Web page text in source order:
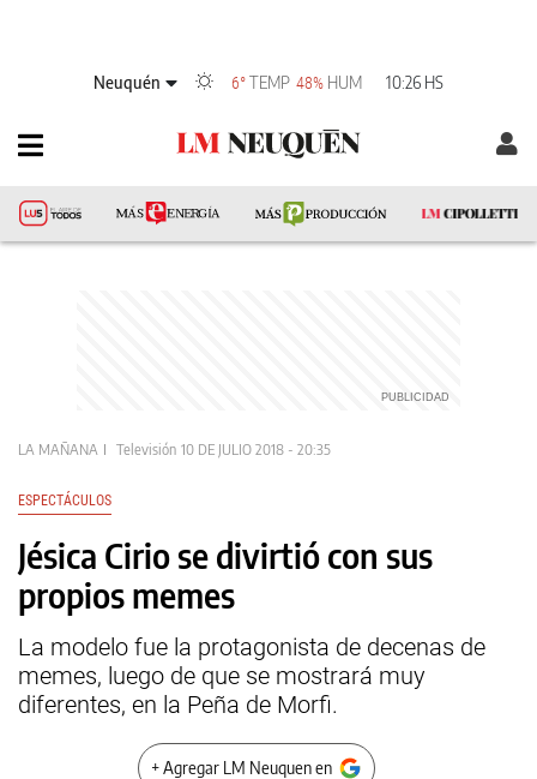
Neuquén 6°TEMP 48% HUM 10:26 HS
LA MAÑANA Televisión 10 DE JULIO 2018 - 20:35
ESPECTÁCULOS
Jésica Cirio se divirtió con sus
propios memes
La modelo fue la protagonista de decenas de
memes, luego de que se mostrará muy
diferentes, en la Peña de Morfi.
+ Agregar LM Neuquen en